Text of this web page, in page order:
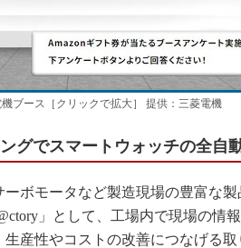
ブース［クリックで拡大］ 提供：三菱電機
グでスマートウォッチの全自
ボモータなど製造現場の豊富な製
」として、工場内で現場の情
産性やコストの改善につなげる取